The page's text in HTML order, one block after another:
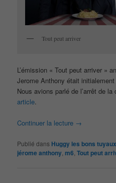
Tout peut arriver
L’émission « Tout peut arriver »
Jerome Anthony était
Nous avions parlé de l’arrêt de
article.
Continuer la lecture →
Publié dans Huggy les bons tuyaux
jérome anthony ,m6 ,Tout peut